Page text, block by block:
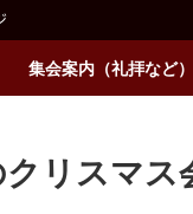
集会案内（礼拝など）
クリスマ